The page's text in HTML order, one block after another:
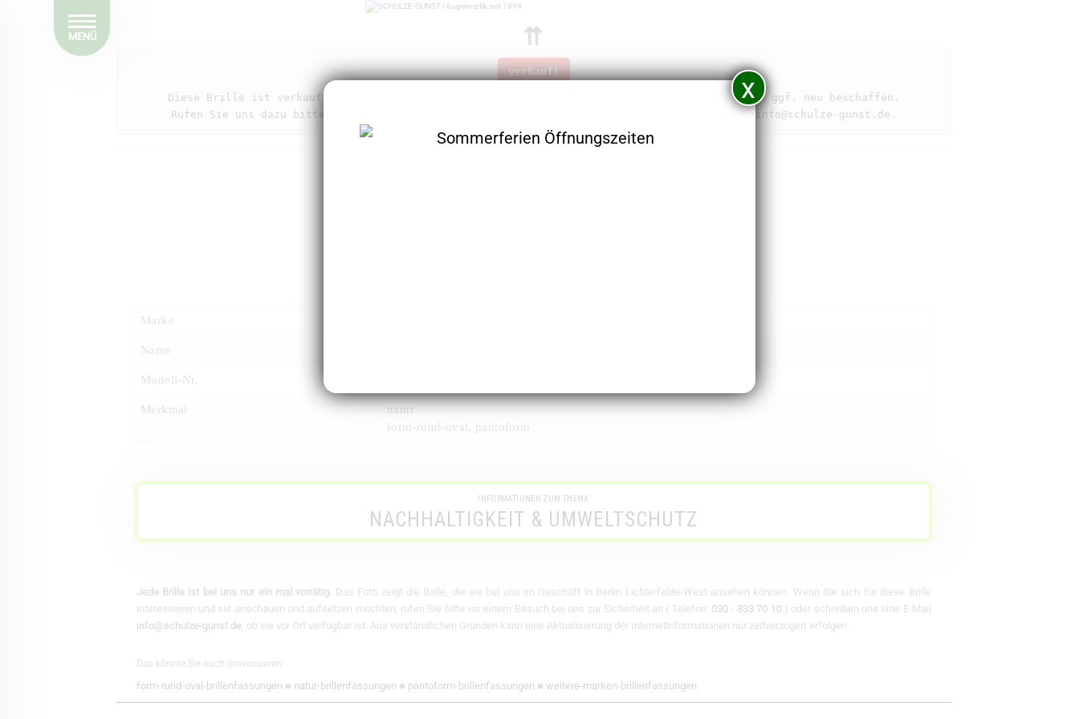
⇈
verkauft
Diese Brille ist verkauft. Wenn Sie sich für diese Brille interessieren, können wir sie Ihnen ggf. neu beschaffen.
Rufen Sie uns dazu bitte an ( Telefon:
) oder schreiben uns eine E-Mail an info@schulze-gunst.de .
Marke
Name
Modell-Nr.
Merkmal
natur
form-rund-oval, pantoform
INFORMATIONEN ZUM THEMA
NACHHALTIGKEIT & UMWELTSCHUTZ
Jede Brille ist bei uns nur ein mal vorrätig. Das Foto zeigt die Brille, die sie bei uns im Geschäft in Berlin Lichterfelde-West ansehen können. Wenn Sie sich für diese Brille
interessieren und sie anschauen und aufsetzen möchten, rufen Sie bitte vor einem Besuch bei uns zur Sicherheit an ( Telefon: 030 - 833 70 10 ) oder schreiben uns eine E-Mail
info@schulze-gunst.de, ob sie vor Ort verfügbar ist. Aus verständlichen Gründen kann eine Aktualisierung der Internetinformationen nur zeitverzögert erfolgen.
Das könnte Sie auch interessieren:
form-rund-oval-brillenfassungen ■ natur-brillenfassungen ■ pantoform-brillenfassungen ■ weitere-marken-brillenfassungen
x
MENÜ